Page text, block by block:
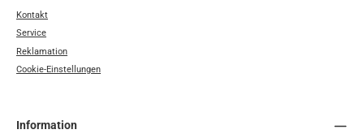
Kontakt
Service
Reklamation
Cookie-Einstellungen
Information